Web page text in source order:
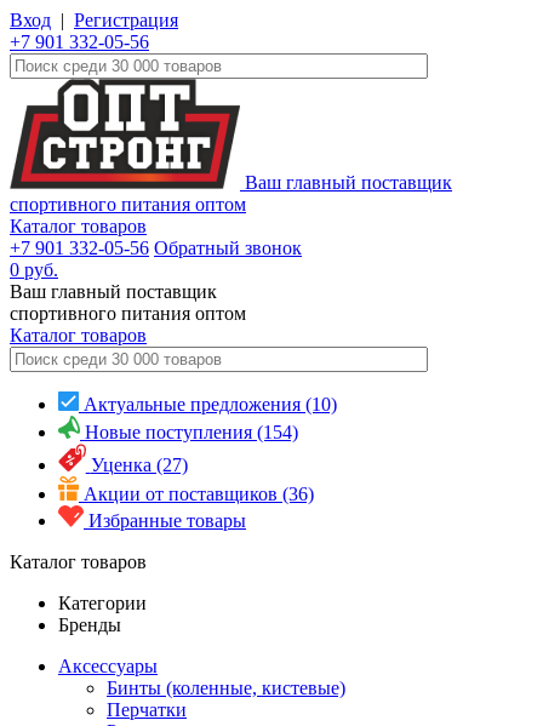
Вход | Регистрация
+7 901 332-05-56
Ваш главный поставщик
спортивного питания оптом
Каталог товаров
+7 901 332-05-56 Обратный звонок
0 руб.
Ваш главный поставщик
спортивного питания оптом
Каталог товаров
Актуальные предложения (10)
Новые поступления (154)
Уценка (27)
Акции от поставщиков (36)
Избранные товары
Каталог товаров
Категории
Бренды
Аксессуары
Бинты (коленные, кистевые)
Перчатки